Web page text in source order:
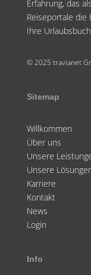
Erfahrung, das
Reiseportale
Ihre
© 2025 travianet
Sitemap
Willkommen
Über uns
Unsere
Unsere
Karriere
Kontakt
News
Login
Info